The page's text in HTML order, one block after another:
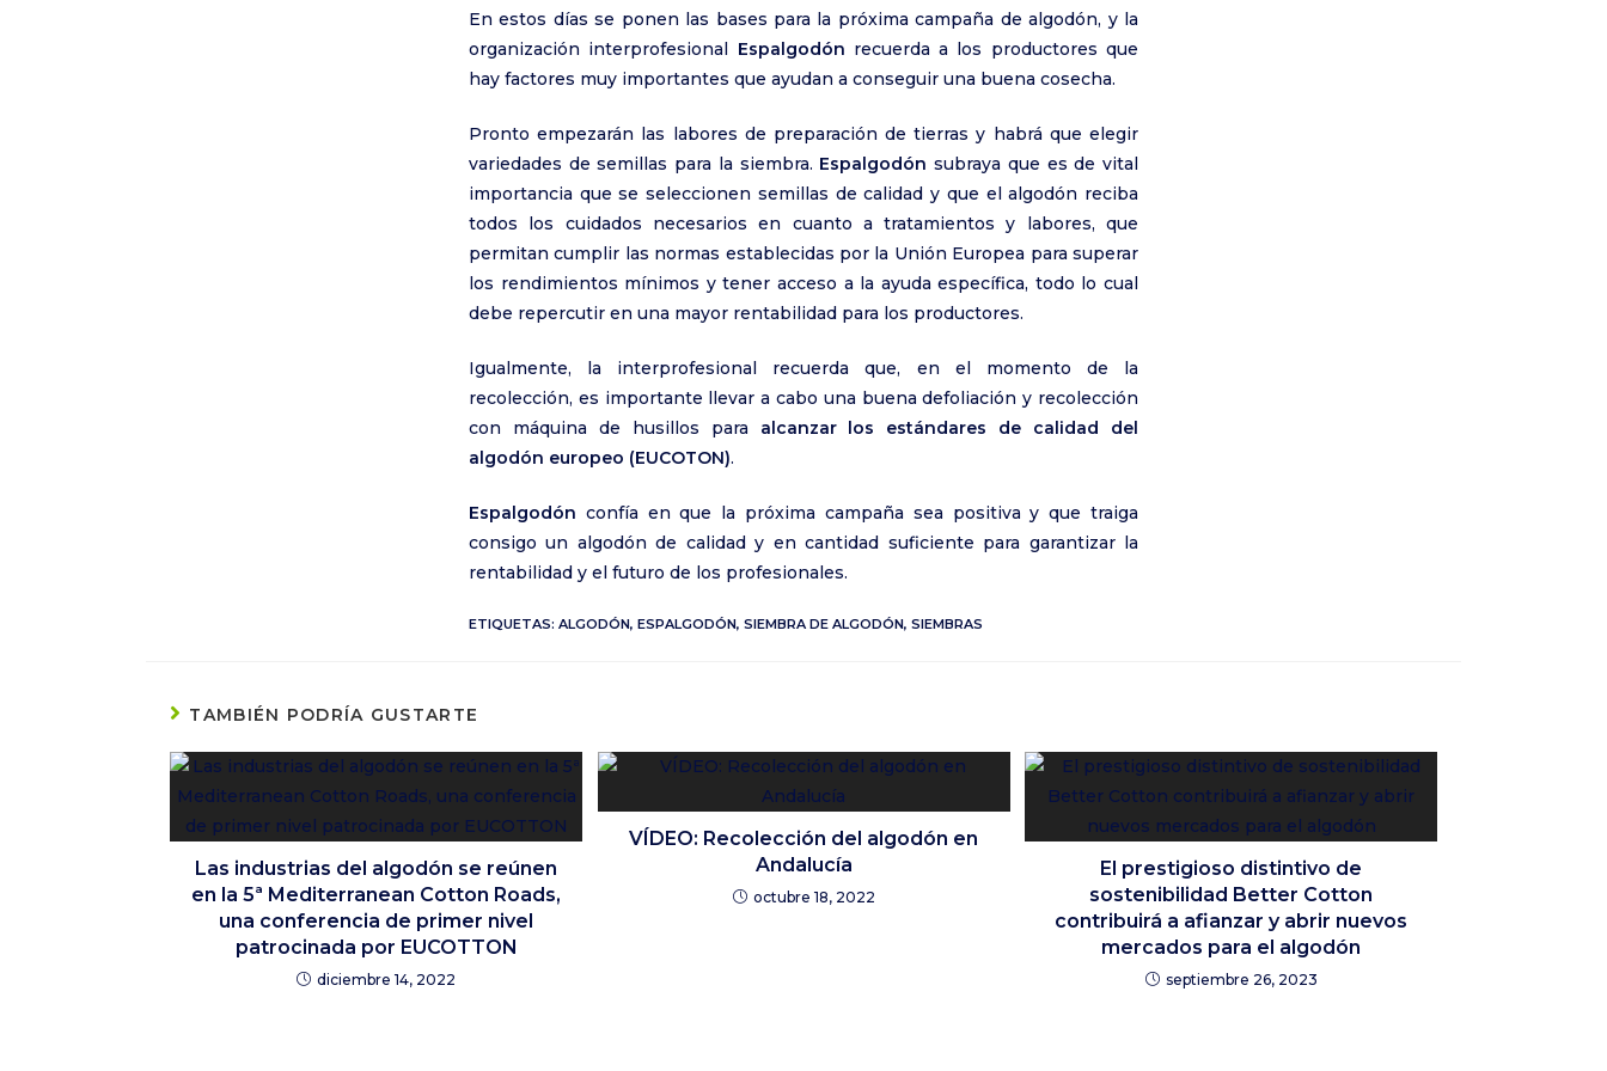
En estos días se ponen las bases para la próxima campaña de algodón, y la
organización interprofesional Espalgodón recuerda a los productores que
hay factores muy importantes que ayudan a conseguir una buena cosecha.
Pronto empezarán las labores de preparación de tierras y habrá que elegir
variedades de semillas para la siembra. Espalgodón subraya que es de vital
importancia que se seleccionen semillas de calidad y que el algodón reciba
todos los cuidados necesarios en cuanto a tratamientos y labores, que
permitan cumplir las normas establecidas por la Unión Europea para superar
los rendimientos mínimos y tener acceso a la ayuda específica, todo lo cual
debe repercutir en una mayor rentabilidad para los productores.
Igualmente, la interprofesional recuerda que, en el momento de la
recolección, es importante llevar a cabo una buena defoliación y recolección
con máquina de husillos para alcanzar los estándares de calidad del
algodón europeo (EUCOTON).
Espalgodón confía en que la próxima campaña sea positiva y que traiga
consigo un algodón de calidad y en cantidad suficiente para garantizar la
rentabilidad y el futuro de los profesionales.
ETIQUETAS: ALGODÓN, ESPALGODÓN, SIEMBRA DE ALGODÓN, SIEMBRAS
TAMBIÉN PODRÍA GUSTARTE
Las industrias del algodón se reúnen
en la 5ª Mediterranean Cotton Roads,
una conferencia de primer nivel
patrocinada por EUCOTTON
diciembre 14, 2022
VÍDEO: Recolección del algodón en
Andalucía
octubre 18, 2022
El prestigioso distintivo de
sostenibilidad Better Cotton
contribuirá a afianzar y abrir nuevos
mercados para el algodón
septiembre 26, 2023